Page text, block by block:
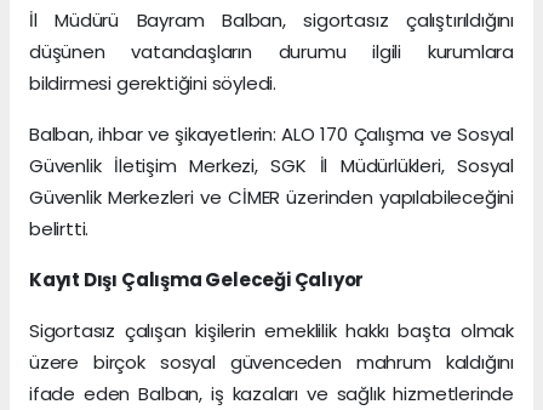
İl Müdürü Bayram Balban, sigortasız çalıştırıldığını
düşünen vatandaşların durumu ilgili kurumlara
bildirmesi gerektiğini söyledi.
Balban, ihbar ve şikayetlerin: ALO 170 Çalışma ve Sosyal
Güvenlik İletişim Merkezi, SGK İl Müdürlükleri, Sosyal
Güvenlik Merkezleri ve CİMER üzerinden yapılabileceğini
belirtti.
Kayıt Dışı Çalışma Geleceği Çalıyor
Sigortasız çalışan kişilerin emeklilik hakkı başta olmak
üzere birçok sosyal güvenceden mahrum kaldığını
ifade eden Balban, iş kazaları ve sağlık hizmetlerinde